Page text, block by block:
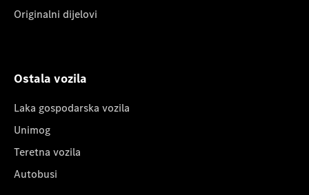
Originalni dijelovi
Ostala vozila
Laka gospodarska vozila
Unimog
Teretna vozila
Autobusi